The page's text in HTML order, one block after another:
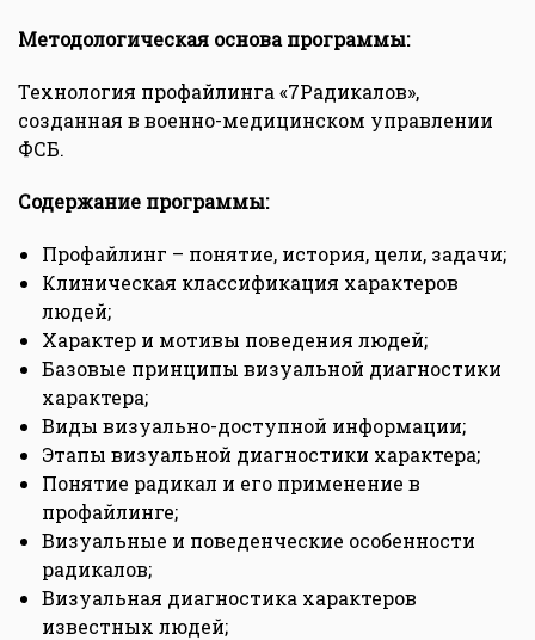
Методологическая основа программы:
Технология профайлинга «7Радикалов»,
созданная в военно-медицинском управлении
ФСБ.
Содержание программы:
Профайлинг – понятие, история, цели, задачи;
Клиническая классификация характеров
людей;
Характер и мотивы поведения людей;
Базовые принципы визуальной диагностики
характера;
Виды визуально-доступной информации;
Этапы визуальной диагностики характера;
Понятие радикал и его применение в
профайлинге;
Визуальные и поведенческие особенности
радикалов;
Визуальная диагностика характеров
известных людей;